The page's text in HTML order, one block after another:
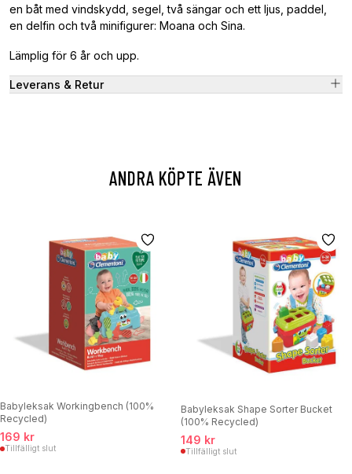
en båt med vindskydd, segel, två sängar och ett ljus, paddel,
en delfin och två minifigurer: Moana och Sina.
Lämplig för 6 år och upp.
Leverans & Retur
ANDRA KÖPTE ÄVEN
Babyleksak Workingbench (100%
Recycled)
169 kr
Tillfälligt slut
Babyleksak Shape Sorter Bucket
(100% Recycled)
149 kr
Tillfälligt slut